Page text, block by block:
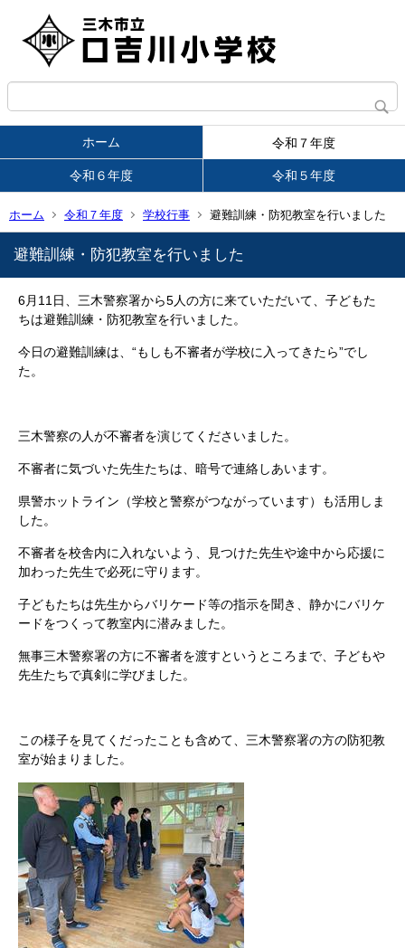
ホーム 令和７年度
令和６年度 令和５年度
ホーム 令和７年度 学校行事 避難訓練・防犯教室を行いました
避難訓練・防犯教室を行いました
6月11日、三木警察署から5人の方に来ていただいて、子どもた
ちは避難訓練・防犯教室を行いました。
今日の避難訓練は、“もしも不審者が学校に入ってきたら”でし
た。
三木警察の人が不審者を演じてくださいました。
不審者に気づいた先生たちは、暗号で連絡しあいます。
県警ホットライン（学校と警察がつながっています）も活用しま
した。
不審者を校舎内に入れないよう、見つけた先生や途中から応援に
加わった先生で必死に守ります。
子どもたちは先生からバリケード等の指示を聞き、静かにバリケ
ードをつくって教室内に潜みました。
無事三木警察署の方に不審者を渡すというところまで、子どもや
先生たちで真剣に学びました。
この様子を見てくだったことも含めて、三木警察署の方の防犯教
室が始まりました。